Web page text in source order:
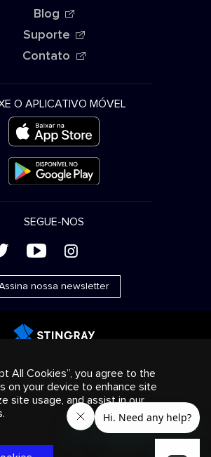
Blog
Suporte
Contato
O APLICATIVO MÓVEL
SEGUE-NOS
+ &
nossa newsletter
empresariais Rádio
Sobre nós
Cookies settings
Group Inc. Todos os direitos
STINGRAY® MUSIC e outras marcas e
são marcas comerciais do Stingray
Estados Unidos da América e outros
All Cookies”, you agree to the
on your device to enhance site
site usage, and assist in our